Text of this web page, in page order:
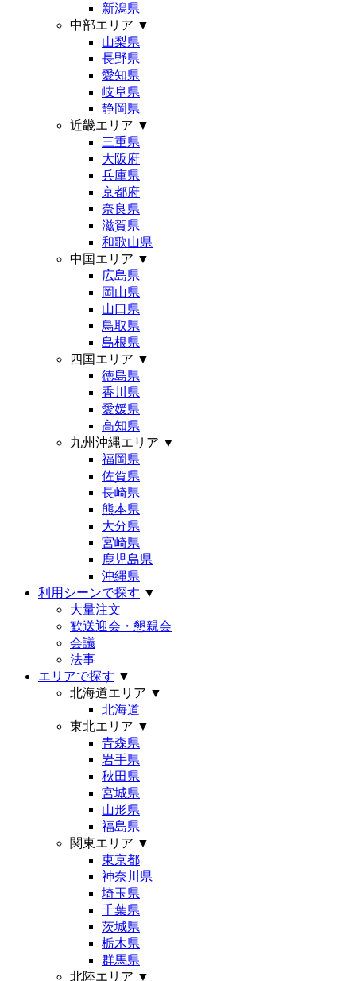
新潟県
中部エリア ▼
山梨県
長野県
愛知県
岐阜県
静岡県
近畿エリア ▼
三重県
大阪府
兵庫県
京都府
奈良県
滋賀県
和歌山県
中国エリア ▼
広島県
岡山県
山口県
鳥取県
島根県
四国エリア ▼
徳島県
香川県
愛媛県
高知県
九州沖縄エリア ▼
福岡県
佐賀県
長崎県
熊本県
大分県
宮崎県
鹿児島県
沖縄県
利用シーンで探す ▼
大量注文
歓送迎会・懇親会
会議
法事
エリアで探す ▼
北海道エリア ▼
北海道
東北エリア ▼
青森県
岩手県
秋田県
宮城県
山形県
福島県
関東エリア ▼
東京都
神奈川県
埼玉県
千葉県
茨城県
栃木県
群馬県
北陸エリア ▼